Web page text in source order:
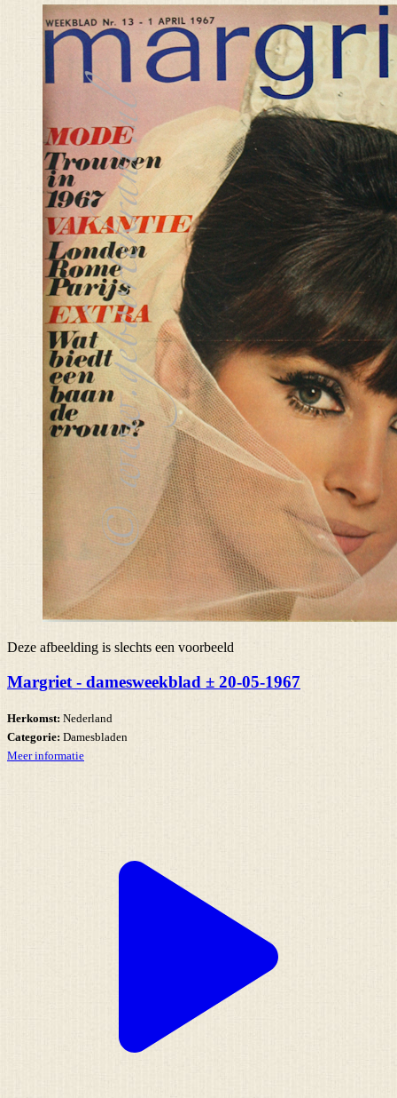
Deze afbeelding is slechts een voorbeeld
Margriet - damesweekblad ± 20-05-1967
Herkomst: Nederland
Categorie: Damesbladen
Meer informatie